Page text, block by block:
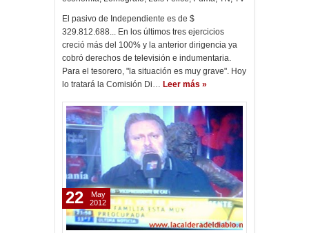
El pasivo de Independiente es de $
329.812.688... En los últimos tres ejercicios
creció más del 100% y la anterior dirigencia ya
cobró derechos de televisión e indumentaria.
Para el tesorero, "la situación es muy grave". Hoy
lo tratará la Comisión Di… Leer más »
22
May
2012